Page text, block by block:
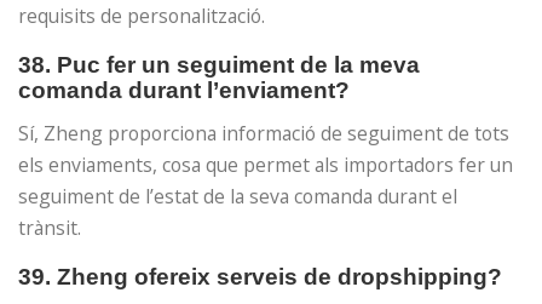
requisits de personalització.
38. Puc fer un seguiment de la meva
comanda durant l’enviament?
Sí, Zheng proporciona informació de seguiment de tots
els enviaments, cosa que permet als importadors fer un
seguiment de l’estat de la seva comanda durant el
trànsit.
39. Zheng ofereix serveis de dropshipping?